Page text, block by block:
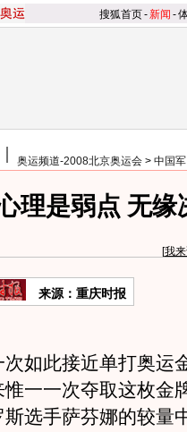
搜狐首页-新闻 -
奥运频道-2008北京奥运会 > 中国
理是弱点 无缘
[我
来源：重庆时报
此接近单打奥运
一一次夺取这枚金
选手萨芬娜的较量